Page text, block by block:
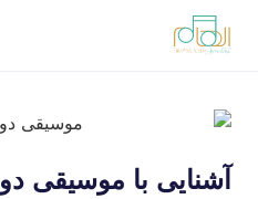
آشنایی با موسیقی